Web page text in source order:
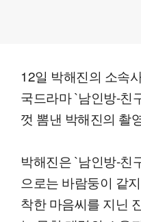
12일 박해진의 소속
국드라마 `남인방-친
껏 뽐낸 박해진의 촬
박해진은 `남인방-친
으로는 바람둥이 같
착한 마음씨를 지닌